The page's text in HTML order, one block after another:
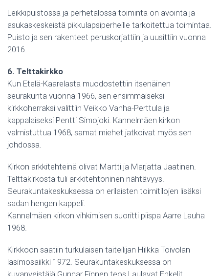
Leikkipuistossa ja perhetalossa toiminta on avointa ja
asukaskeskeistä pikkulapsiperheille tarkoitettua toimintaa.
Puisto ja sen rakenteet peruskorjattiin ja uusittiin vuonna
2016.
6. Telttakirkko
Kun Etelä-Kaarelasta muodostettiin itsenäinen
seurakunta vuonna 1966, sen ensimmäiseksi
kirkkoherraksi valittiin Veikko Vanha-Perttula ja
kappalaiseksi Pentti Simojoki. Kannelmäen kirkon
valmistuttua 1968, samat miehet jatkoivat myös sen
johdossa.
Kirkon arkkitehteinä olivat Martti ja Marjatta Jaatinen.
Telttakirkosta tuli arkkitehtoninen nähtävyys.
Seurakuntakeskuksessa on erilaisten toimitilojen lisäksi
sadan hengen kappeli.
Kannelmäen kirkon vihkimisen suoritti piispa Aarre Lauha
1968.
Kirkkoon saatiin turkulaisen taiteilijan Hilkka Toivolan
lasimosaiikki 1972. Seurakuntakeskuksessa on
kuvanveistäjä Gunnar Finnen teos Laulavat Enkelit